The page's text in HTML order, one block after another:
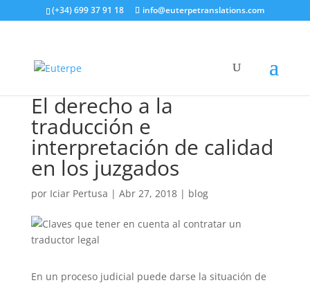
(+34) 699 37 91 18 info@euterpetranslations.com
El derecho a la
traducción e
interpretación de calidad
en los juzgados
por Iciar Pertusa | Abr 27, 2018| blog
En un proceso judicial puede darse la situación de